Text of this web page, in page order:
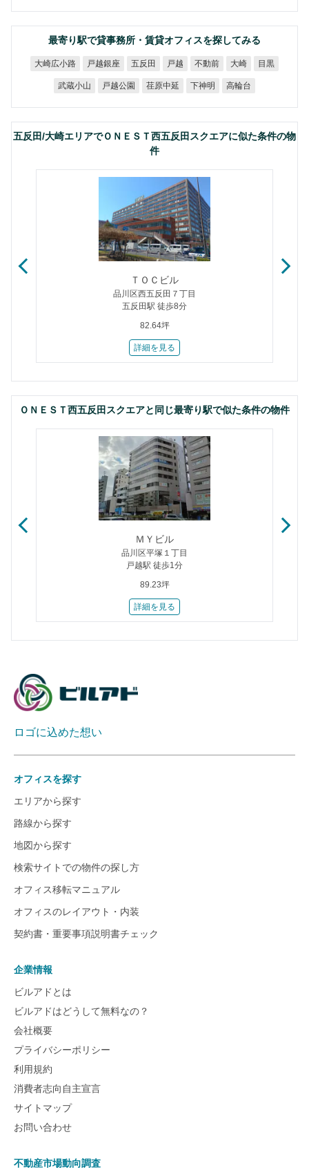
最寄り駅で貸事務所・賃貸オフィスを探してみる
大崎広小路 戸越銀座 五反田 戸越 不動前 大崎 目黒
武蔵小山 戸越公園 荏原中延 下神明 高輪台
五反田/大崎エリアでＯＮＥＳＴ西五反田スクエアに似た条件の物
件
ＴＯＣビル
品川区西五反田７丁目
五反田駅 徒歩8分
82.64坪
詳細を見る
ＯＮＥＳＴ西五反田スクエアと同じ最寄り駅で似た条件の物件
ＭＹビル
品川区平塚１丁目
戸越駅 徒歩1分
89.23坪
詳細を見る
ロゴに込めた想い
オフィスを探す
エリアから探す
路線から探す
地図から探す
検索サイトでの物件の探し方
オフィス移転マニュアル
オフィスのレイアウト・内装
契約書・重要事項説明書チェック
企業情報
ビルアドとは
ビルアドはどうして無料なの？
会社概要
プライバシーポリシー
利用規約
消費者志向自主宣言
サイトマップ
お問い合わせ
不動産市場動向調査